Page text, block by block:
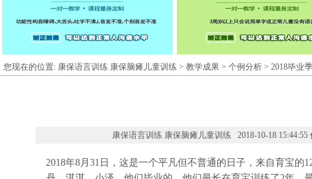
您现在的位置: 康保语言训练 康保脑瘫儿童训练 > 教学成果 > 个例分析 > 2018毕业季
康保语言训练 康保脑瘫儿童训练 2018-10-18
2018年8月31日，这是一个平凡但不普通的日子，来自育宝